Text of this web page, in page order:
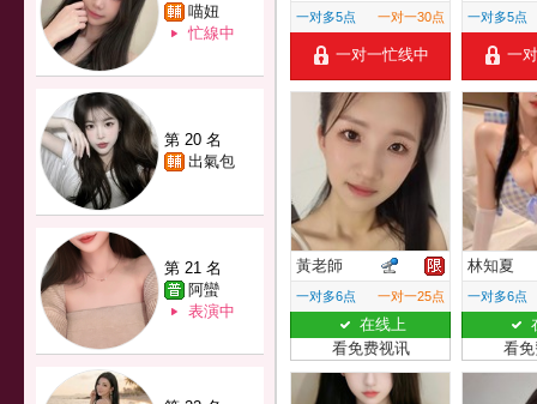
喵妞
忙線中
第 20 名
出氣包
第 21 名
阿蠻
表演中
一对多5点 一对一30点
一对一忙线中
一对多5点
一
黃老師
一对多6点 一对一25点
在线上
看免费视讯
林知夏
一对多6点
看